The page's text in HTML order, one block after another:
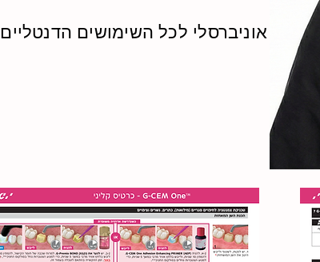
רזין אוניברסלי לכל השימושים הדנטליים